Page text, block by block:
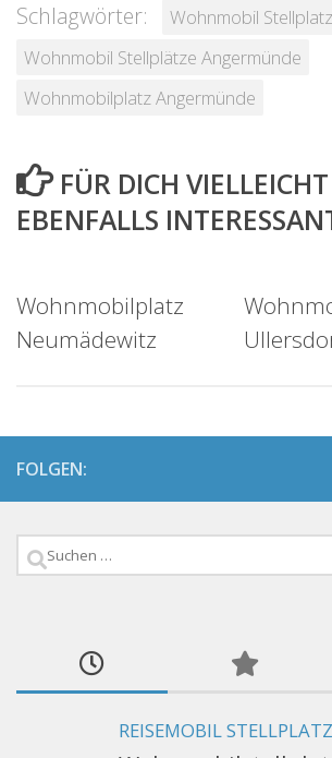
Schlagwörter:
Wohnmobil
Wohnmobil Stellplätze Angermünde
Wohnmobilplatz Angermünde
FÜR DICH VIELLEICHT
EBENFALLS
Wohnmobilplatz
Neumädewitz
FOLGEN:
Suchen
REISEMOBIL